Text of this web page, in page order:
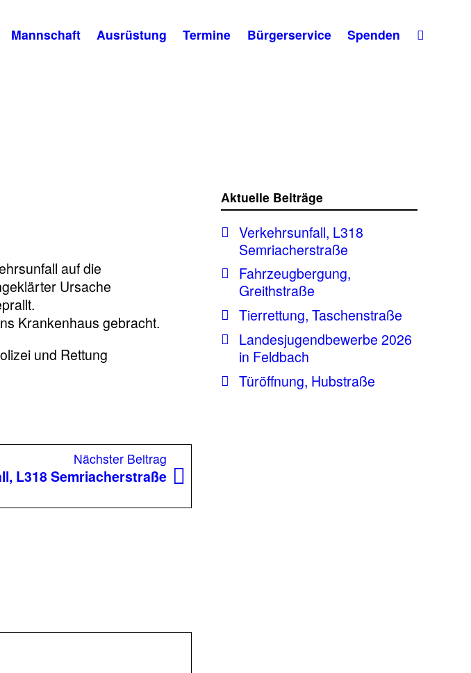
Mannschaft Ausrüstung Termine Bürgerservice Spenden
auf die
Ursache
Krankenhaus gebracht.
und Rettung
Nächster Beitrag
Beitrag:
L318 Semriacherstraße
Aktuelle Beiträge
Verkehrsunfall, L318
Semriacherstraße
Fahrzeugbergung,
Greithstraße
Tierrettung, Taschenstraße
Landesjugendbewerbe 2026
in Feldbach
Türöffnung, Hubstraße